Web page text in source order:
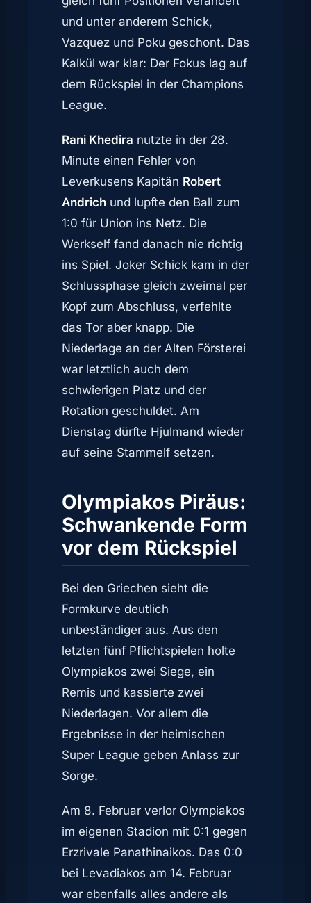
und unter anderem Schick,
Vazquez und Poku geschont. Das
Kalkül war klar: Der Fokus lag auf
dem Rückspiel in der Champions
League.
Rani Khedira nutzte in der 28.
Minute einen Fehler von
Leverkusens Kapitän Robert
Andrich und lupfte den Ball zum
1:0 für Union ins Netz. Die
Werkself fand danach nie richtig
ins Spiel. Joker Schick kam in der
Schlussphase gleich zweimal per
Kopf zum Abschluss, verfehlte
das Tor aber knapp. Die
Niederlage an der Alten Försterei
war letztlich auch dem
schwierigen Platz und der
Rotation geschuldet. Am
Dienstag dürfte Hjulmand wieder
auf seine Stammelf setzen.
Olympiakos Piräus:
Schwankende Form
vor dem Rückspiel
Bei den Griechen sieht die
Formkurve deutlich
unbeständiger aus. Aus den
letzten fünf Pflichtspielen holte
Olympiakos zwei Siege, ein
Remis und kassierte zwei
Niederlagen. Vor allem die
Ergebnisse in der heimischen
Super League geben Anlass zur
Sorge.
Am 8. Februar verlor Olympiakos
im eigenen Stadion mit 0:1 gegen
Erzrivale Panathinaikos. Das 0:0
bei Levadiakos am 14. Februar
war ebenfalls alles andere als